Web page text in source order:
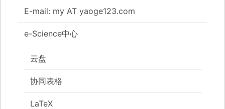
E-mail: my AT yaoge123.com
e-Science中心
云盘
协同表格
LaTeX